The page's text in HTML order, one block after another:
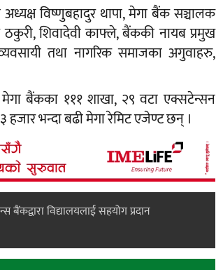
विष्णुबहादुर थापा, मेगा बैंक सञ्चालक
शिवादेवी काफ्ले, बैंककी नायब प्रमुख
तथा नागरिक समाजका अगुवाहरु,
बैंकका १११ शाखा, २९ वटा एक्सटेन्सन
हजार भन्दा बढी मेगा रेमिट एजेण्ट छन् ।
बैंकद्वारा विद्यालयलाई सहयोग प्रदान